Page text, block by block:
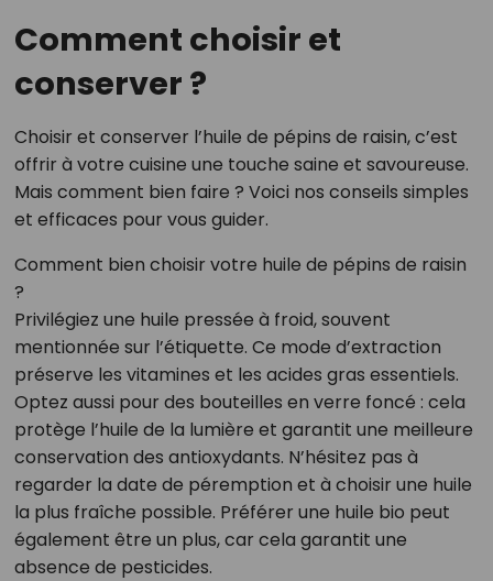
Comment choisir et
conserver ?
Choisir et conserver l’huile de pépins de raisin, c’est
offrir à votre cuisine une touche saine et savoureuse.
Mais comment bien faire ? Voici nos conseils simples
et efficaces pour vous guider.
Comment bien choisir votre huile de pépins de raisin
?
Privilégiez une huile pressée à froid, souvent
mentionnée sur l’étiquette. Ce mode d’extraction
préserve les vitamines et les acides gras essentiels.
Optez aussi pour des bouteilles en verre foncé : cela
protège l’huile de la lumière et garantit une meilleure
conservation des antioxydants. N’hésitez pas à
regarder la date de péremption et à choisir une huile
la plus fraîche possible. Préférer une huile bio peut
également être un plus, car cela garantit une
absence de pesticides.